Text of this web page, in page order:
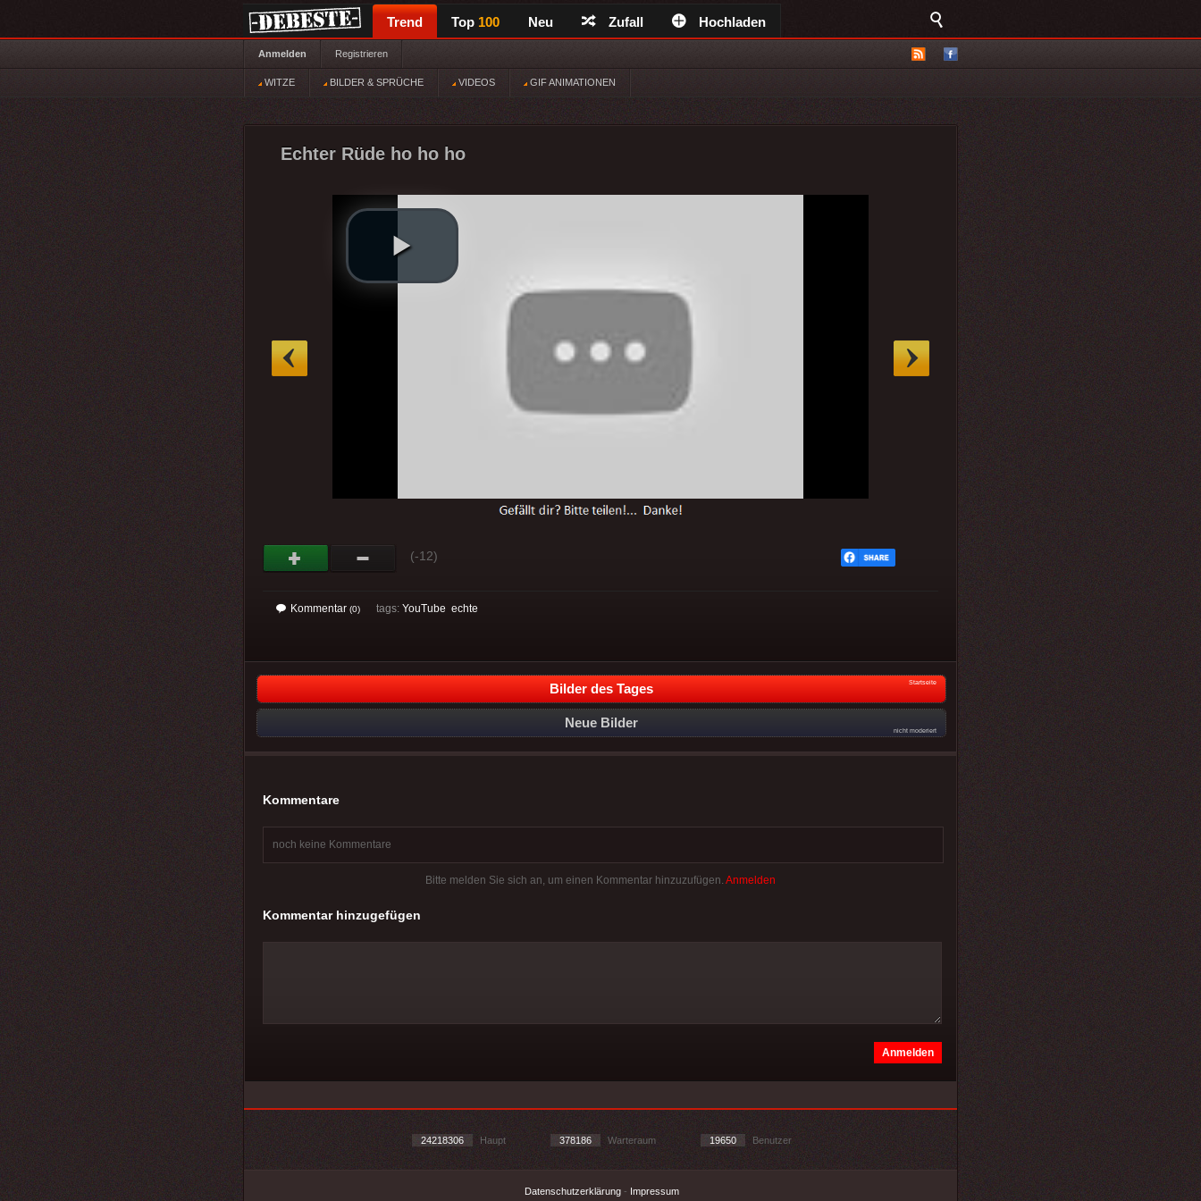
Trend Top 100 Neu Zufall Hochladen
Anmelden Registrieren
WITZE BILDER & SPRÜCHE VIDEOS GIF ANIMATIONEN
Echter Rüde ho ho ho
(-12)
Kommentar (0) tags: YouTube echte
Bilder des Tages Startseite
Neue Bilder
nicht moderiert
Kommentare
noch keine Kommentare
Bitte melden Sie sich an, um einen Kommentar hinzuzufügen. Anmelden
Kommentar hinzugefügen
24218306 Haupt 378186 Warteraum 19650 Benutzer
Datenschutzerklärung- Impressum